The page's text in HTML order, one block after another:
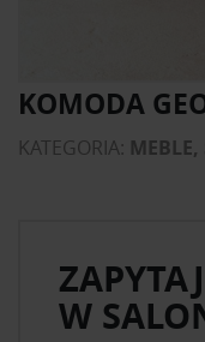
KOMODA
KATEGORIA:
W